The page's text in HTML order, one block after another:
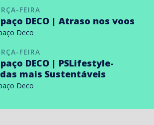
FEIRA
DECO | Atraso nos voos
Deco
FEIRA
DECO | PSLifestyle-
mais Sustentáveis
Deco